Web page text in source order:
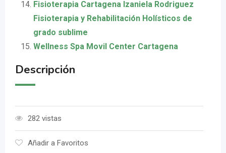
Fisioterapia Cartagena Izaniela Rodriguez
Fisioterapia y Rehabilitación Holísticos de
grado sublime
Wellness Spa Movil Center Cartagena
Descripción
282 vistas
Añadir a Favoritos